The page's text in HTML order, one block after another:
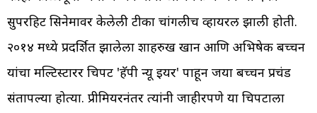
सुपरहिट सिनेमावर केलेली टीका चांगलीच व्हायरल झाली होती.
२०१४ मध्ये प्रदर्शित झालेला शाहरुख खान आणि अभिषेक बच्चन
यांचा मल्टिस्टारर चित्रपट 'हॅपी न्यू इयर' पाहून जया बच्चन प्रचंड
संतापल्या होत्या. प्रीमियरनंतर त्यांनी जाहीरपणे या चित्रपटाला